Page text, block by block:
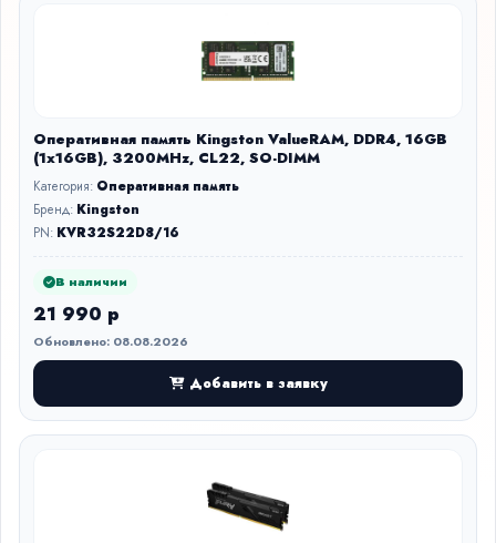
Оперативная память Kingston ValueRAM, DDR4, 16GB
(1x16GB), 3200MHz, CL22, SO-DIMM
Категория: Оперативная память
Бренд: Kingston
PN: KVR32S22D8/16
В наличии
21 990 р
Обновлено: 08.08.2026
Добавить в заявку